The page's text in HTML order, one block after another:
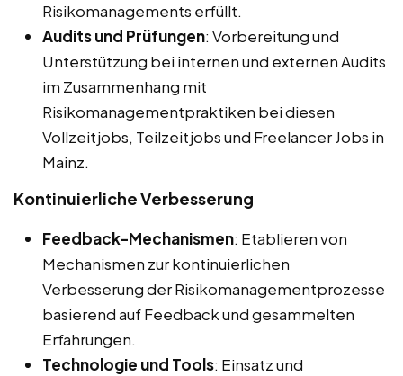
Risikomanagements erfüllt.
Audits und Prüfungen: Vorbereitung und
Unterstützung bei internen und externen Audits
im Zusammenhang mit
Risikomanagementpraktiken bei diesen
Vollzeitjobs, Teilzeitjobs und Freelancer Jobs in
Mainz.
Kontinuierliche Verbesserung
Feedback-Mechanismen: Etablieren von
Mechanismen zur kontinuierlichen
Verbesserung der Risikomanagementprozesse
basierend auf Feedback und gesammelten
Erfahrungen.
Technologie und Tools: Einsatz und